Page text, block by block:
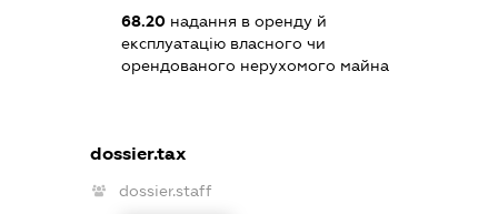
68.20 надання в оренду й
експлуатацію власного чи
орендованого нерухомого майна
dossier.tax
dossier.staff